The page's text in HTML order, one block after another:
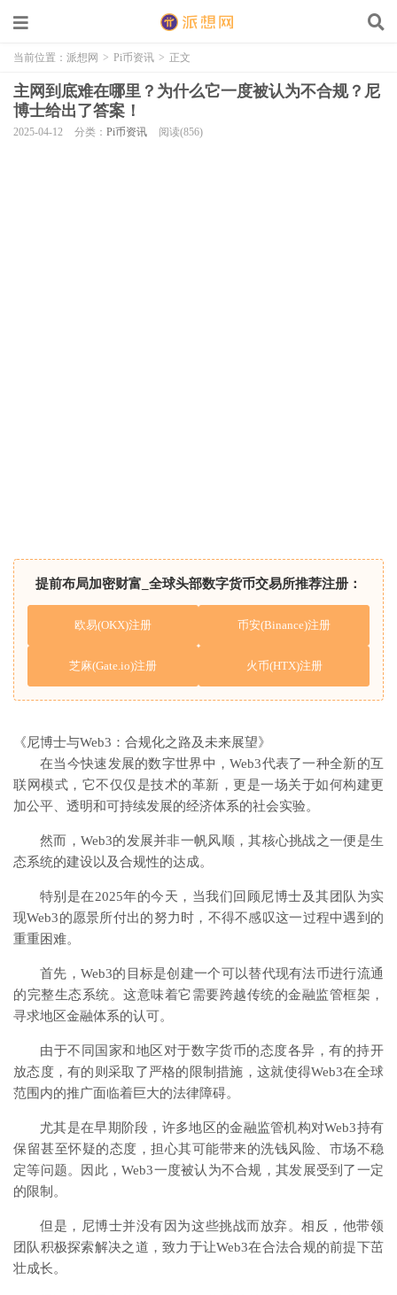
当前位置： 派想网 > Pi币资讯 > 正文
主网到底难在哪里？为什么它一度被认为不合规？尼
博士给出了答案！
2025-04-12 分类： Pi币资讯 阅读(856)
提前布局加密财富_全球头部数字货币交易所推荐注册：
欧易(OKX)注册 币安(Binance)注册
芝麻(Gate.io)注册 火币(HTX)注册
《尼博士与Web3：合规化之路及未来展望》
在当今快速发展的数字世界中，Web3代表了一种全新的互
联网模式，它不仅仅是技术的革新，更是一场关于如何构建更
加公平、透明和可持续发展的经济体系的社会实验。
然而，Web3的发展并非一帆风顺，其核心挑战之一便是生
态系统的建设以及合规性的达成。
特别是在2025年的今天，当我们回顾尼博士及其团队为实
现Web3的愿景所付出的努力时，不得不感叹这一过程中遇到的
重重困难。
首先，Web3的目标是创建一个可以替代现有法币进行流通
的完整生态系统。这意味着它需要跨越传统的金融监管框架，
寻求地区金融体系的认可。
由于不同国家和地区对于数字货币的态度各异，有的持开
放态度，有的则采取了严格的限制措施，这就使得Web3在全球
范围内的推广面临着巨大的法律障碍。
尤其是在早期阶段，许多地区的金融监管机构对Web3持有
保留甚至怀疑的态度，担心其可能带来的洗钱风险、市场不稳
定等问题。因此，Web3一度被认为不合规，其发展受到了一定
的限制。
但是，尼博士并没有因为这些挑战而放弃。相反，他带领
团队积极探索解决之道，致力于让Web3在合法合规的前提下茁
壮成长。